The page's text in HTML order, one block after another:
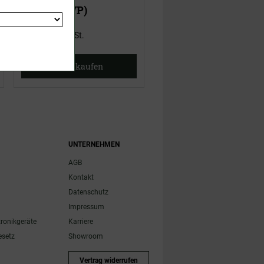
22,00 €(UVP)
15,95 €
inklusive MwSt.
Jetzt kaufen
UNTERNEHMEN
AGB
Kontakt
Datenschutz
Impressum
Karriere
Showroom
Vertrag widerrufen